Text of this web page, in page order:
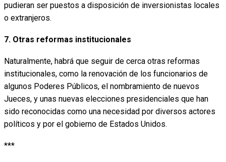
pudieran ser puestos a disposición de inversionistas locales
o extranjeros.
7. Otras reformas institucionales
Naturalmente, habrá que seguir de cerca otras reformas
institucionales, como la renovación de los funcionarios de
algunos Poderes Públicos, el nombramiento de nuevos
Jueces, y unas nuevas elecciones presidenciales que han
sido reconocidas como una necesidad por diversos actores
políticos y por el gobierno de Estados Unidos.
***